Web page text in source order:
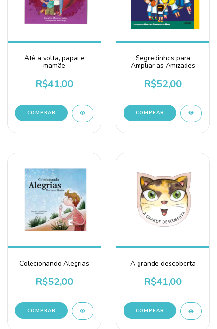
Até a volta, papai e
mamãe
R$41,00
Segredinhos para
Ampliar as Amizades
R$52,00
Colecionando Alegrias
R$52,00
A grande descoberta
R$41,00